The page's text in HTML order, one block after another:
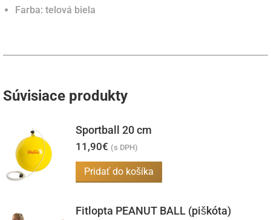
Farba: telová biela
Súvisiace produkty
Sportball 20 cm
11,90€ (s DPH)
Pridať do košíka
Fitlopta PEANUT BALL (piškóta)